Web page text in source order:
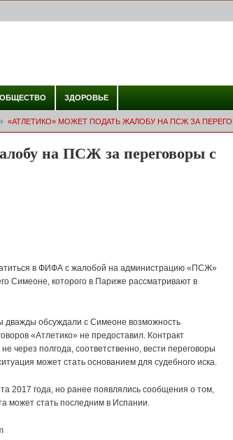
ОБЩЕСТВО ЗДОРОВЬЕ
«АТЛЕТИКО» МОЖЕТ ПОДАТЬ ЖАЛОБУ НА ПСЖ ЗА
на ПСЖ за переговоры с
в ФИФА с жалобой на администрацию «ПСЖ»
Симеоне, которого в Париже рассматривают в
дважды обсуждали с Симеоне возможность
«Атлетико» не предоставил. Контракт
через полгода, соответственно, вести переговоры
может стать основанием для судебного иска.
2017 года, но ранее появлялись сообщения о том,
может стать последним в Испании.